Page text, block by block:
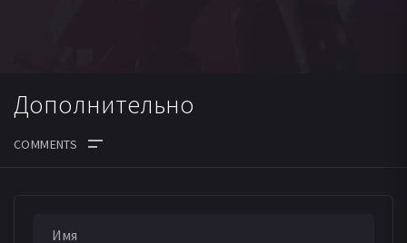
Дополнительно